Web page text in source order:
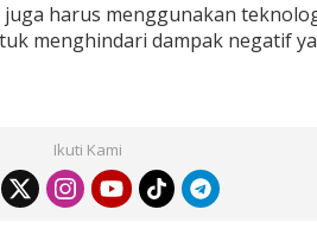
harus menggunakan
menghindari dampak negatif
Ikuti Kami